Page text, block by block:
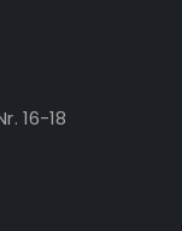
16-18